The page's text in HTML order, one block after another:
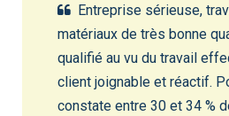
Entreprise sérieuse,
matériaux de très bonne
qualifié au vu du travail
client joignable et réactif.
constate entre 30 et 34 %